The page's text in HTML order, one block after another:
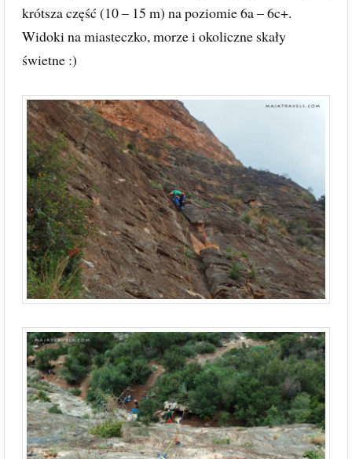
krótsza część (10 – 15 m) na poziomie 6a – 6c+.
Widoki na miasteczko, morze i okoliczne skały
świetne :)